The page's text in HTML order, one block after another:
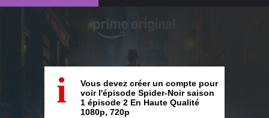
i
Vous devez créer un compte pour
voir l'épisode Spider-Noir saison
1 épisode 2 En Haute Qualité
1080p, 720p